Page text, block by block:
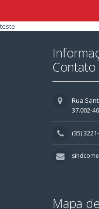
teste
Contato
Rua
37.002-
(35)
Mapa de